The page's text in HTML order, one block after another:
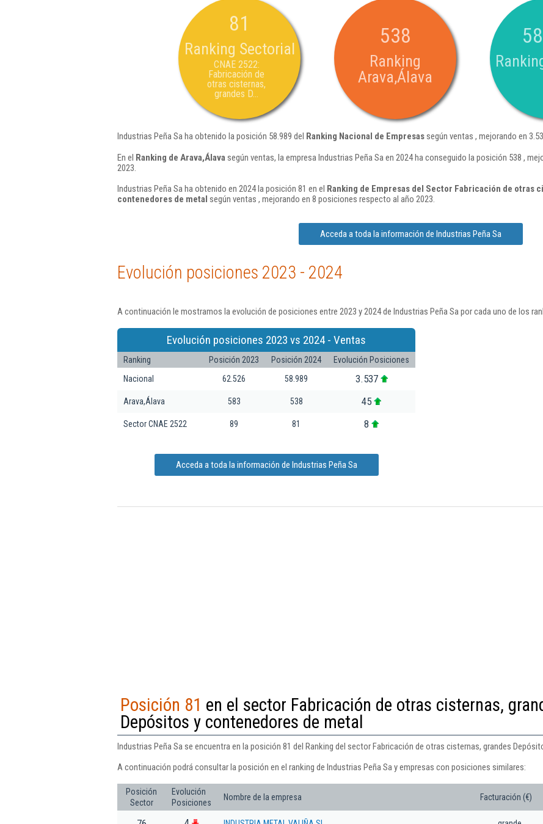
81
Ranking Sectorial
CNAE 2522:
Fabricación de
otras cisternas,
grandes D...
538
Ranking
Arava,Álava
Industrias Peña Sa ha obtenido la posición 58.989 del Ranking Nacional de Empresassegún ventas , mejorando en
En el Ranking de Arava,Álava según ventas, la empresa Industrias Peña Sa en 2024 ha conseguido la posición 538 ,
2023.
Industrias Peña Sa ha obtenido en 2024 la posición 81 en el Ranking de Empresas del Sector Fabricación de otras
contenedores de metal según ventas , mejorando en 8 posiciones respecto al año 2023.
Acceda a toda la información de Industrias Peña Sa
Evolución posiciones 2023 - 2024
A continuación le mostramos la evolución de posiciones entre 2023 y 2024 de Industrias Peña Sa por cada uno de los
Evolución posiciones 2023 vs 2024 - Ventas
Ranking Posición 2023 Posición 2024
Evolución Posiciones
Nacional
62.526 58.989 3.537
Arava,Álava 583 538 45
Sector CNAE 2522 89 81 8
Acceda a toda la información de Industrias Peña Sa
Posición 81 en el sector Fabricación de otras cisternas,
Depósitos y contenedores de metal
Industrias Peña Sa se encuentra en la posición 81 del Ranking del sector Fabricación de otras cisternas, grandes
A continuación podrá consultar la posición en el ranking de Industrias Peña Sa y empresas con posiciones similares:
Posición
Sector
Evolución
Posiciones
Nombre de la empresa Facturación (€)